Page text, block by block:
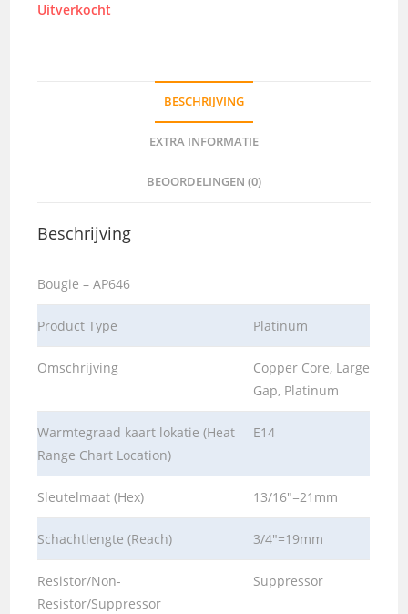
Uitverkocht
BESCHRIJVING
EXTRA INFORMATIE
BEOORDELINGEN (0)
Beschrijving
Bougie – AP646
Product Type Platinum
Omschrijving
Copper Core, Large
Gap, Platinum
Warmtegraad kaart lokatie (Heat
Range Chart Location)
E14
Sleutelmaat (Hex) 13/16″=21mm
Schachtlengte (Reach) 3/4″=19mm
Resistor/Non-
Resistor/Suppressor
Suppressor